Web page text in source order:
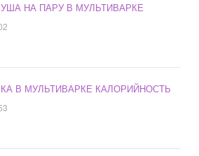
НА ПАРУ В МУЛЬТИВАРКЕ
В МУЛЬТИВАРКЕ КАЛОРИЙНОСТЬ